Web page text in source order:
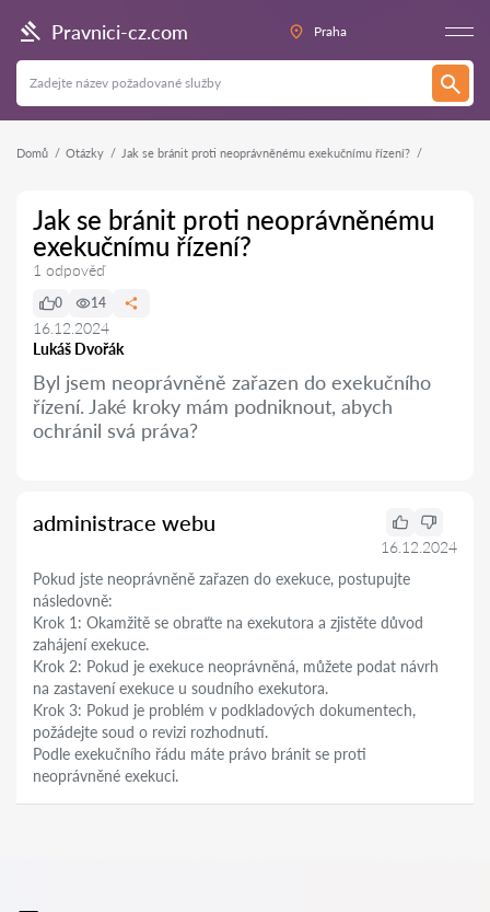
Pravnici-cz.com Praha
Domů Otázky Jak se bránit proti neoprávněnému exekučnímu řízení?
Jak se bránit proti neoprávněnému
exekučnímu řízení?
1 odpověď
Lukáš Dvořák
0 14
16.12.2024
Byl jsem neoprávněně zařazen do exekučního
řízení. Jaké kroky mám podniknout, abych
ochránil svá práva?
administrace webu
16.12.2024
Pokud jste neoprávněně zařazen do exekuce, postupujte
následovně:
Krok 1: Okamžitě se obraťte na exekutora a zjistěte důvod
zahájení exekuce.
Krok 2: Pokud je exekuce neoprávněná, můžete podat návrh
na zastavení exekuce u soudního exekutora.
Krok 3: Pokud je problém v podkladových dokumentech,
požádejte soud o revizi rozhodnutí.
Podle exekučního řádu máte právo bránit se proti
neoprávněné exekuci.